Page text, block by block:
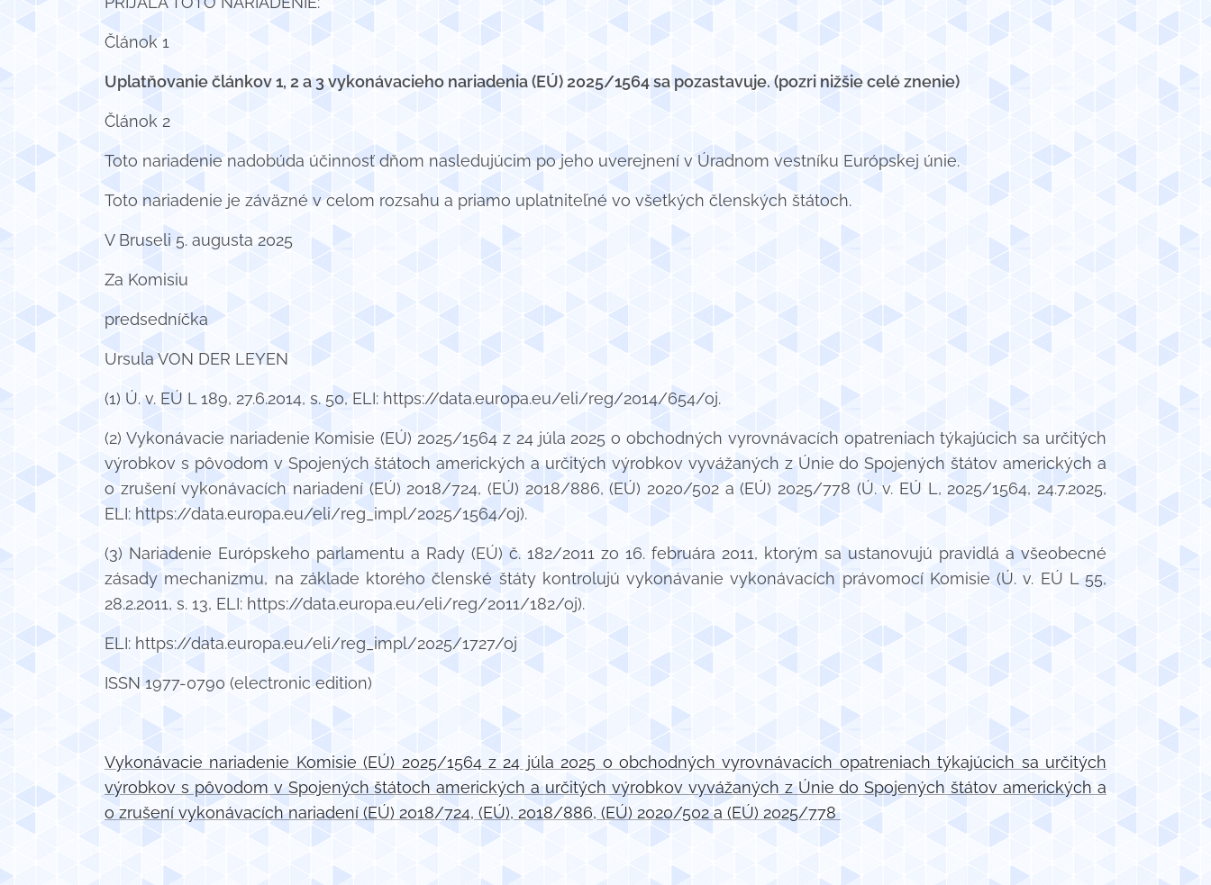
Článok 1
Uplatňovanie článkov 1, 2 a 3 vykonávacieho nariadenia (EÚ) 2025/1564 sa pozastavuje. (pozri nižšie celé znenie)
Článok 2
Toto nariadenie nadobúda účinnosť dňom nasledujúcim po jeho uverejnení v Úradnom vestníku Európskej únie.
Toto nariadenie je záväzné v celom rozsahu a priamo uplatniteľné vo všetkých členských štátoch.
V Bruseli 5. augusta 2025
Za Komisiu
predsedníčka
Ursula VON DER LEYEN
(1) Ú. v. EÚ L 189, 27.6.2014, s. 50, ELI: https://data.europa.eu/eli/reg/2014/654/oj.
(2) Vykonávacie nariadenie Komisie (EÚ) 2025/1564 z 24 júla 2025 o obchodných vyrovnávacích opatreniach týkajúcich sa určitých
výrobkov s pôvodom v Spojených štátoch amerických a určitých výrobkov vyvážaných z Únie do Spojených štátov amerických a
o zrušení vykonávacích nariadení (EÚ) 2018/724, (EÚ) 2018/886, (EÚ) 2020/502 a (EÚ) 2025/778 (Ú. v. EÚ L, 2025/1564, 24.7.2025,
ELI: https://data.europa.eu/eli/reg_impl/2025/1564/oj).
(3) Nariadenie Európskeho parlamentu a Rady (EÚ) č. 182/2011 zo 16. februára 2011, ktorým sa ustanovujú pravidlá a všeobecné
zásady mechanizmu, na základe ktorého členské štáty kontrolujú vykonávanie vykonávacích právomocí Komisie (Ú. v. EÚ L 55,
28.2.2011, s. 13, ELI: https://data.europa.eu/eli/reg/2011/182/oj).
ELI: https://data.europa.eu/eli/reg_impl/2025/1727/oj
ISSN 1977-0790 (electronic edition)
Vykonávacie nariadenie Komisie (EÚ) 2025/1564 z 24 júla 2025 o obchodných vyrovnávacích opatreniach týkajúcich sa určitých
výrobkov s pôvodom v Spojených štátoch amerických a určitých výrobkov vyvážaných z Únie do Spojených štátov amerických a
o zrušení vykonávacích nariadení (EÚ) 2018/724, (EÚ), 2018/886, (EÚ) 2020/502 a (EÚ) 2025/778